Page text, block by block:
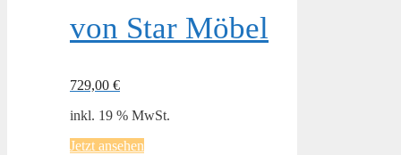
von Star Möbel
729,00 €
inkl. 19 % MwSt.
Jetzt ansehen